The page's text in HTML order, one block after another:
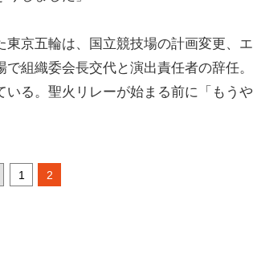
東京五輪は、国立競技場の計画変更、エ
組織委会長交代と演出責任者の辞任。
る。聖火リレーが始まる前に「もうや
1 2